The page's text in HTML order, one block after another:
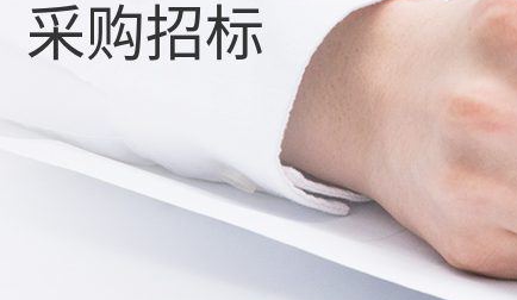
采购招标